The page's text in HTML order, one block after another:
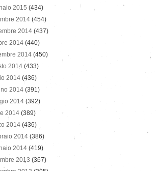
2015 (434)
2014 (454)
2014 (437)
2014 (440)
2014 (450)
2014 (433)
2014 (436)
2014 (391)
2014 (392)
2014 (389)
2014 (436)
2014 (386)
2014 (419)
2013 (367)